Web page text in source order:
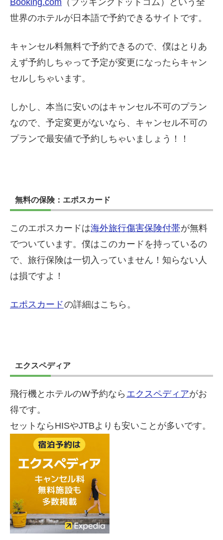
世界のホテルが日本語で予約できるサイトです。
キャンセル料無料で予約できるので、僕はとりあ
えず予約しちゃって予定が変更になったらキャン
セルしちゃいます。
しかし、本当に安いのはキャンセル不可のプラン
なので、予定変更がないなら、キャンセル不可の
プランで最安値で予約しちゃいましょう！！
無料の保険：エポスカード
このエポスカードは海外旅行傷害保険付帯が無料
でついています。僕はこのカードを持っているの
で、旅行保険は一切入っていません！知らない人
は損ですよ！
エポスカードの詳細はこちら。
エクスペディア
飛行機とホテルのW予約なら エクスペディアがお
得です。
セットならHISやJTBよりも安いことが多いです。